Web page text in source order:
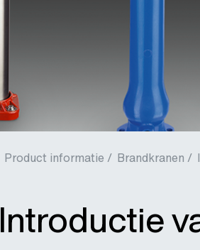
Product informatie / Brandkranen /
Introductie